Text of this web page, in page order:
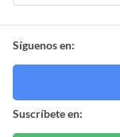
Síguenos en:
Suscríbete en: